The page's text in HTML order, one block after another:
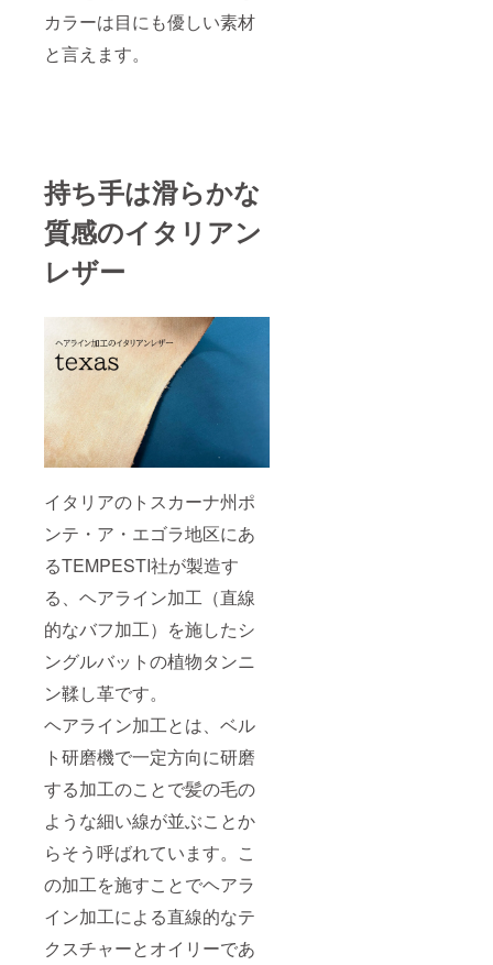
カラーは目にも優しい素材
と言えます。
持ち手は滑らかな
質感のイタリアン
レザー
イタリアのトスカーナ州ポ
ンテ・ア・エゴラ地区にあ
るTEMPESTI社が製造す
る、ヘアライン加工（直線
的なバフ加工）を施したシ
ングルバットの植物タンニ
ン鞣し革です。
ヘアライン加工とは、ベル
ト研磨機で一定方向に研磨
する加工のことで髪の毛の
ような細い線が並ぶことか
らそう呼ばれています。こ
の加工を施すことでヘアラ
イン加工による直線的なテ
クスチャーとオイリーであ